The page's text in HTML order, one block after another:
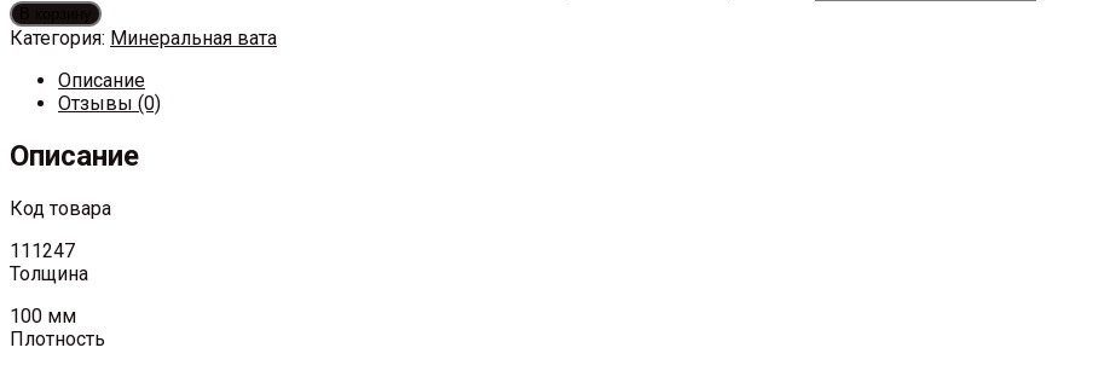
В корзину
Категория: Минеральная вата
Описание
Отзывы (0)
Описание
Код товара
111247
Толщина
100 мм
Плотность